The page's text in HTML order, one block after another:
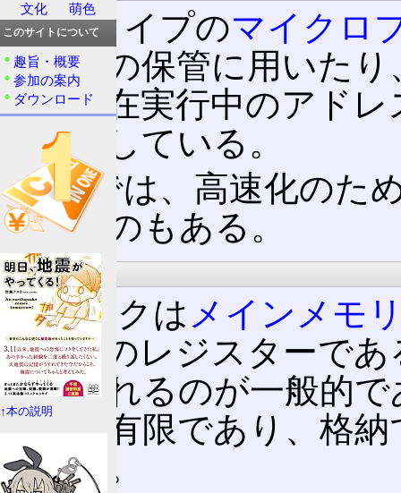
CISCタイプのマイクロ
の内容の保管に用いたり
際に現在実行中のアド
に利用している。
RISCでは、高速化のた
ないものもある。
メモリー
スタックは メインメモ
はCPUのレジスターであ
て示されるのが一般的
きさは有限であり、格
ている。
文化
萌色
このサイトについて
趣旨・概要
参加の案内
ダウンロード
↑本の説明